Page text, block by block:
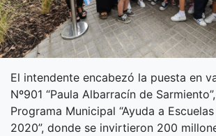
El intendente encabezó la puesta en
Nº901 “Paula Albarracín de
Programa Municipal “Ayuda a
2020”, donde se invirtieron 200